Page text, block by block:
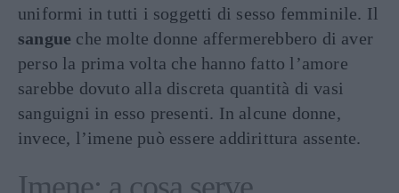
uniformi in tutti i soggetti di sesso femminile. Il
sangue che molte donne affermerebbero di aver
perso la prima volta che hanno fatto l’amore
sarebbe dovuto alla discreta quantità di vasi
sanguigni in esso presenti. In alcune donne,
invece, l’imene può essere addirittura assente.